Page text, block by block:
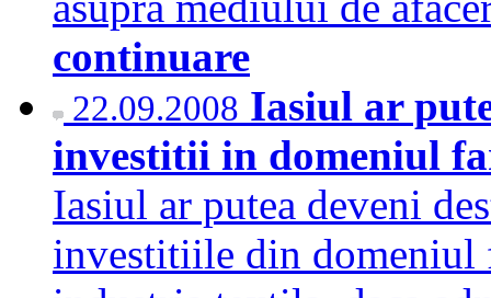
continuare
22.09.2008 Iasiul ar
investitii in domeniul
Iasiul ar putea deveni
investitiile din domeniul